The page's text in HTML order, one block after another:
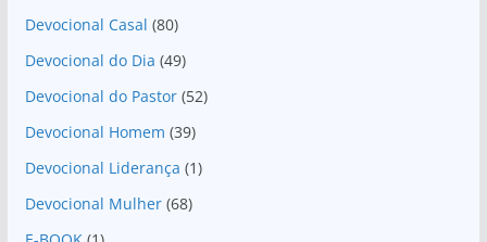
Devocional Casal (80)
Devocional do Dia (49)
Devocional do Pastor(52)
Devocional Homem (39)
Devocional Liderança (1)
Devocional Mulher(68)